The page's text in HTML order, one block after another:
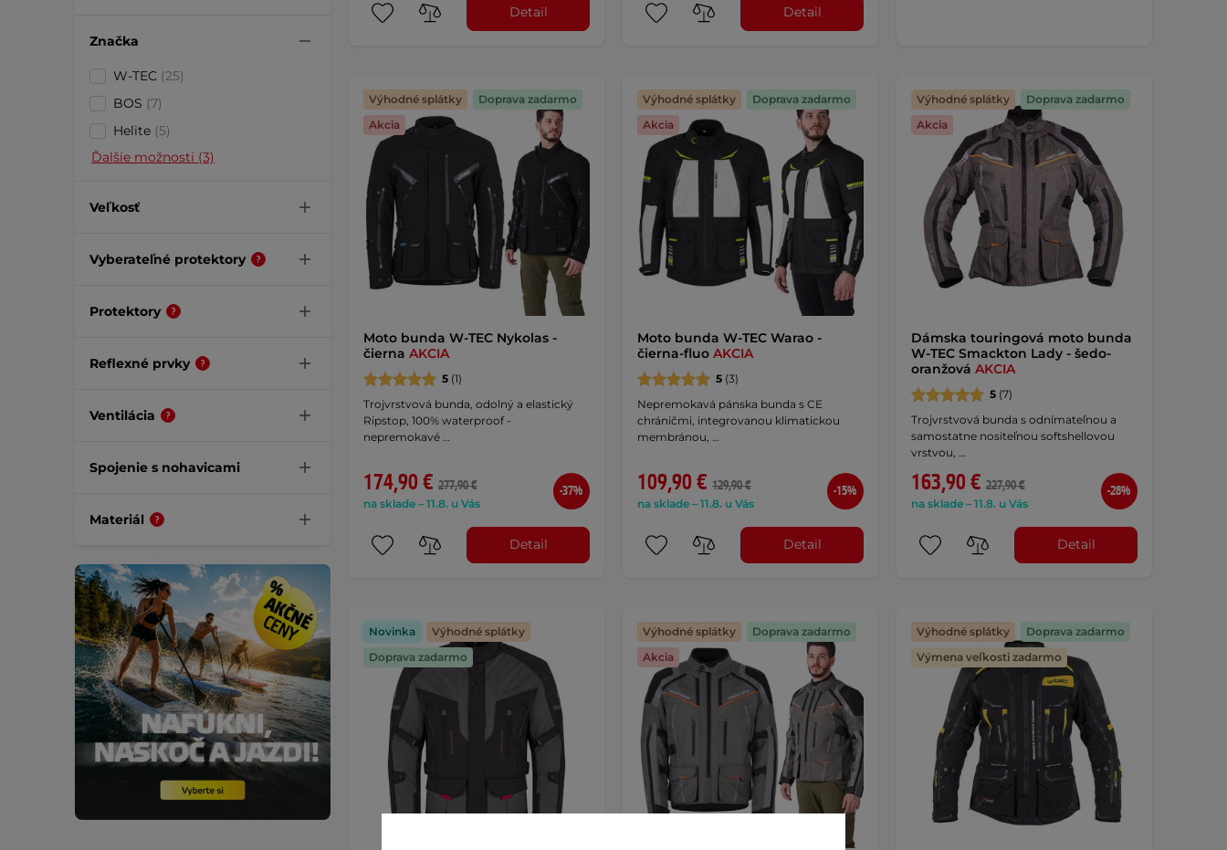
Značka
W-TEC (25)
BOS (7)
Helite (5)
Ďalšie možnosti (3)
Veľkosť
Vyberateľné protektory
Protektory
Reflexné prvky
Ventilácia
Spojenie s nohavicami
Materiál
Detail Detail
Výhodné splátky
Doprava zadarmo
Akcia
Moto bunda W-TEC Nykolas -
čierna AKCIA
5 (1)
Trojvrstvová bunda, odolný a elastický
Ripstop, 100% waterproof -
nepremokavé …
174,90 € 277,90 €
na sklade – 11.8. u Vás
-37%
Detail
Výhodné splátky
Doprava zadarmo
Akcia
Moto bunda W-TEC Warao -
čierna-fluo AKCIA
5(3)
Nepremokavá pánska bunda s CE
chráničmi, integrovanou klimatickou
membránou, …
109,90 € 129,90 €
na sklade – 11.8. u Vás
-15%
Detail
Výhodné splátky
Doprava zadarmo
Akcia
Dámska touringová moto bunda
W-TEC Smackton Lady - šedo-
oranžová AKCIA
5(7)
Trojvrstvová bunda s odnímateľnou a
samostatne nositeľnou softshellovou
vrstvou, …
163,90 € 227,90 €
na sklade – 11.8. u Vás
-28%
Detail
Novinka
Výhodné splátky
Doprava zadarmo
Výhodné splátky
Doprava zadarmo
Akcia
Výhodné splátky
Doprava zadarmo
Výmena veľkosti zadarmo